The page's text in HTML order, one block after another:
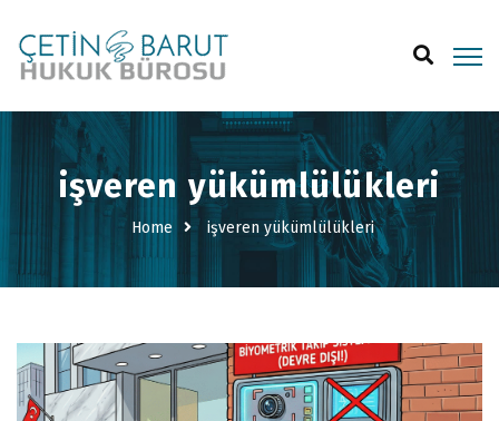
işveren yükümlülükleri
Home işveren yükümlülükleri